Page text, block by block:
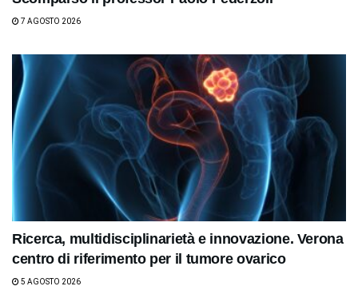
7 AGOSTO 2026
Ricerca, multidisciplinarietà e innovazione. Verona
centro di riferimento per il tumore ovarico
5 AGOSTO 2026